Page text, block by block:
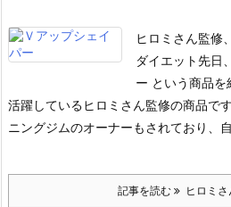
ヒロミさん監修
ダイエット先日
ー という商品
活躍しているヒロミさん監修の商品です
ニングジムのオーナーもされており、
記事を読む ヒロミ